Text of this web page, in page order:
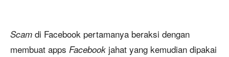
Scam di Facebook pertamanya beraksi dengan
membuat apps Facebook jahat yang kemudian dipakai